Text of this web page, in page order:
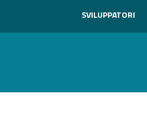
SVILUPPATORI